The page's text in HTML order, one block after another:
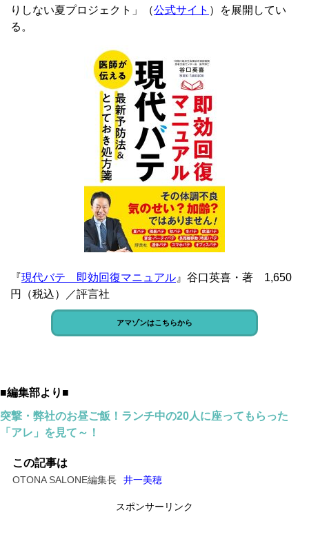
りしない夏プロジェクト」（公式サイト ）を展開してい
る。
『現代バテ 即効回復マニュアル 』谷口英喜・著 1,650
円（税込）／評言社
アマゾンはこちらから
■編集部より■
突撃・弊社のお昼ご飯！ランチ中の20人に座ってもらった
「アレ」を見て～！
この記事は
OTONA SALONE編集長 井一美穂
スポンサーリンク